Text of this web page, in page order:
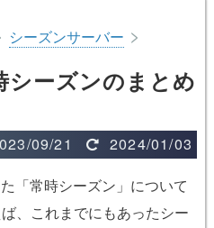
シーズンサーバー >
シーズンのまとめ
09/21
2024/01/03
「常時シーズン」について
、これまでにもあったシー